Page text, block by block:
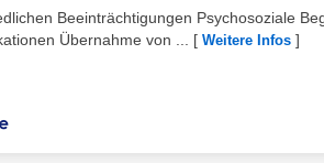
Beeinträchtigungen Psychosoziale
Übernahme von ...
[ Weitere Infos ]